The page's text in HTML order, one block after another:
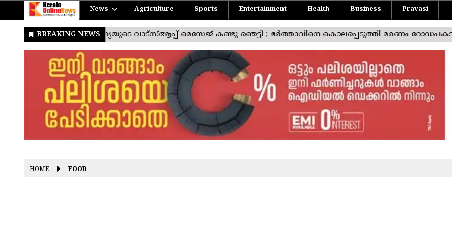
News Agriculture Sports Entertainment Health Business Pravasi
HOME FOOD